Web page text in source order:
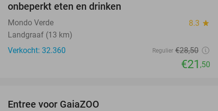
onbeperkt eten en drinken
Mondo Verde 8.3 star
Landgraaf (13 km)
Verkocht: 32.360
Regulier €28,50
€21 ,50
Entree voor GaiaZOO